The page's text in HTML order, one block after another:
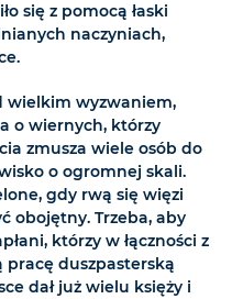
się z pomocą łaski
naczyniach,
wielkim wyzwaniem,
o wiernych, którzy
zmusza wiele osób do
o ogromnej skali.
gdy rwą się więzi
obojętny. Trzeba, aby
którzy w łączności z
pracę duszpasterską
dał już wielu księży i